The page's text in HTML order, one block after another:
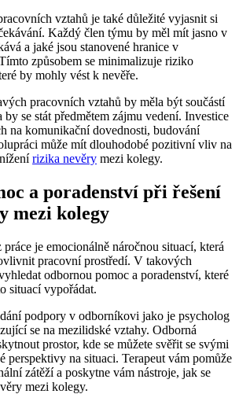
vztahů je také důležité vyjasnit si
Každý člen týmu by měl mít jasno v
a jaké jsou stanovené hranice v
způsobem se minimalizuje riziko
by mohly vést k nevěře.
pracovních vztahů by měla být součástí
se stát předmětem zájmu vedení. Investice
na komunikační dovednosti, budování
může mít dlouhodobé pozitivní vliv na
rizika nevěry mezi kolegy.
a poradenství při řešení
mezi kolegy
je emocionálně náročnou situací, která
pracovní prostředí. V takových
odbornou pomoc a poradenství, které
situací vypořádat.
podpory v odborníkovi jako je psycholog
se na mezilidské vztahy. Odborná
prostor, kde se můžete svěřit se svými
perspektivy na situaci. Terapeut vám pomůže
zátěží a poskytne vám nástroje, jak se
mezi kolegy.